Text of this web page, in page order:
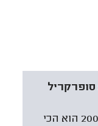
סופרקריל
הסופרקריל 2000 הוא הכי